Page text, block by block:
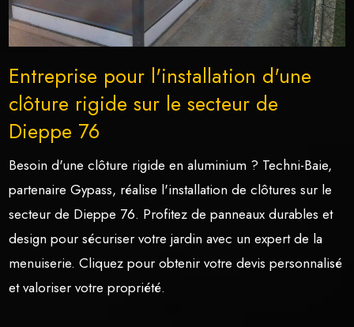
Entreprise pour l'installation d'une
clôture rigide sur le secteur de
Dieppe 76
Besoin d'une clôture rigide en aluminium ? Techni-Baie,
partenaire Gypass, réalise l'installation de clôtures sur le
secteur de Dieppe 76. Profitez de panneaux durables et
design pour sécuriser votre jardin avec un expert de la
menuiserie. Cliquez pour obtenir votre devis personnalisé
et valoriser votre propriété.